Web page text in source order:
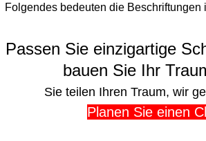
Folgendes bedeuten die Beschriftungen
Passen Sie einzigartige
bauen Sie Ihr
Sie teilen Ihren Traum, wir
Planen Sie einen